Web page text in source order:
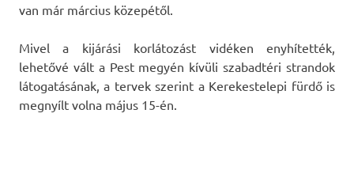
van már március közepétől.
Mivel a kijárási korlátozást vidéken enyhítették,
lehetővé vált a Pest megyén kívüli szabadtéri strandok
látogatásának, a tervek szerint a Kerekestelepi fürdő is
megnyílt volna május 15-én.